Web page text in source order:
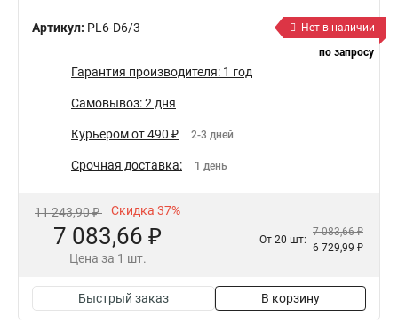
Артикул: PL6-D6/3
Нет в наличии
по запросу
Гарантия производителя: 1 год
Самовывоз: 2 дня
Курьером от 490 ₽ 2-3 дней
Срочная доставка: 1 день
11 243,90 ₽ Скидка 37%
7 083,66 ₽
Цена за 1 шт.
От 20 шт:
7 083,66 ₽
6 729,99 ₽
Быстрый заказ В корзину